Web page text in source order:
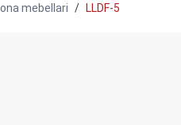
mebellari LLDF-5